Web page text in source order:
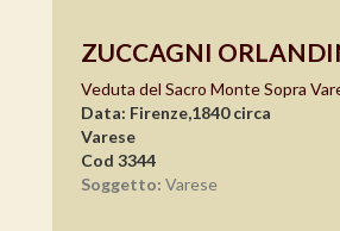
ZUCCAGNI
Veduta del Sacro Monte Sopra
Data: Firenze,1840 circa
Varese
Cod 3344
Soggetto: Varese